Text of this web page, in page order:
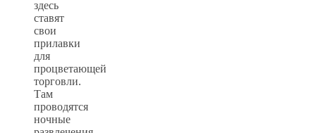
здесь
ставят
свои
прилавки
для
процветающей
торговли.
Там
проводятся
ночные